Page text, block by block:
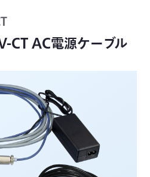
AC電源ケーブル